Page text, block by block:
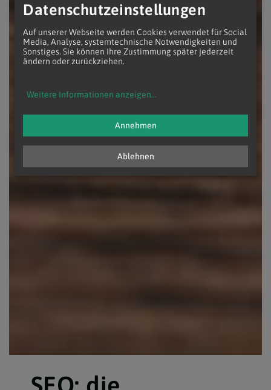
Datenschutzeinstellungen
Auf unserer Webseite werden Cookies verwendet für Social
Media, Analyse, systemtechnische Notwendigkeiten und
Sonstiges. Sie können Ihre Zustimmung später jederzeit
ändern oder zurückziehen.
Weitere Informationen anzeigen...
Ablehnen
Annehmen